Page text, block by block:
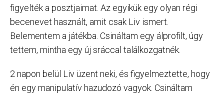
figyelték a posztjaimat. Az egyikük egy olyan régi
becenevet használt, amit csak Liv ismert.
Belementem a játékba. Csináltam egy álprofilt, úgy
tettem, mintha egy új sráccal találkozgatnék.
2 napon belül Liv üzent neki, és figyelmeztette, hogy
én egy manipulatív hazudozó vagyok. Csináltam